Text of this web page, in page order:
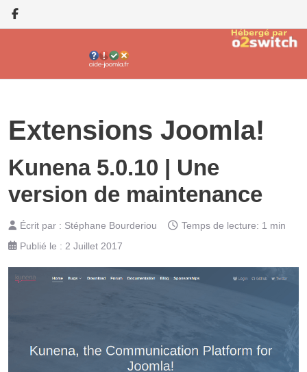
Extensions Joomla!
Kunena 5.0.10 | Une
version de maintenance
Écrit par : Stéphane Bourderiou
Temps de lecture: 1 min
Publié le : 2 Juillet 2017